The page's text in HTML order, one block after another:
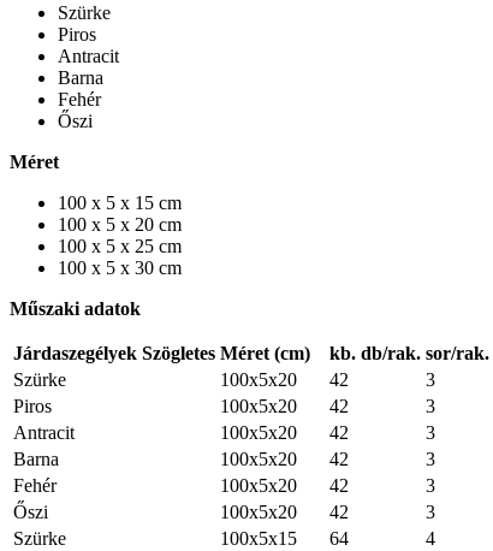
Szürke
Piros
Antracit
Barna
Fehér
Őszi
Méret
100 x 5 x 15 cm
100 x 5 x 20 cm
100 x 5 x 25 cm
100 x 5 x 30 cm
Műszaki adatok
Járdaszegélyek Szögletes Méret (cm) kb. db/rak. sor/rak.
Szürke
100x5x20 42 3
Piros
100x5x20 42 3
Antracit
100x5x20 42 3
Barna
100x5x20 42 3
Fehér
100x5x20 42 3
Őszi
100x5x20 42 3
Szürke
100x5x15 64 4